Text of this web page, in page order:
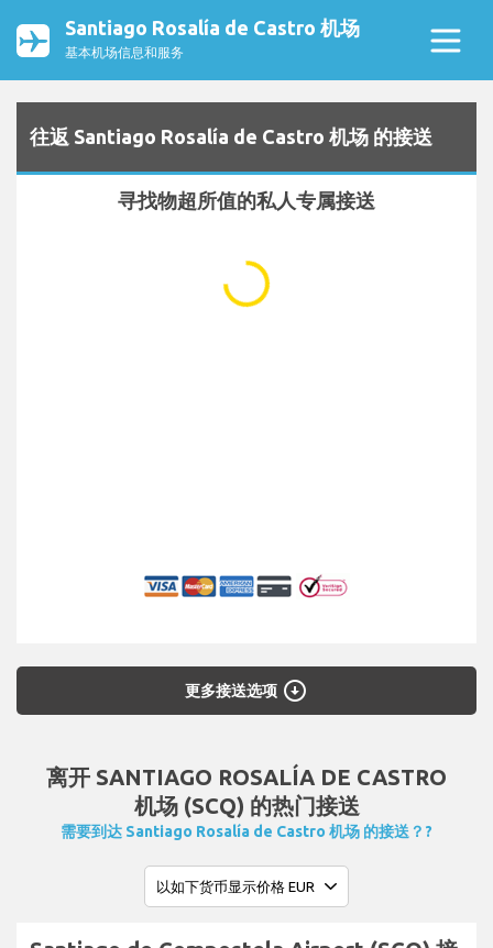
Santiago Rosalía de Castro 机场
基本机场信息和服务
往返 Santiago Rosalía de Castro 机场 的接送
寻找物超所值的私人专属接送
...
更多接送选项 arrow_circle_down
离开 SANTIAGO ROSALÍA DE CASTRO
机场 (SCQ) 的热门接送
需要到达 Santiago Rosalía de Castro 机场 的接送？?